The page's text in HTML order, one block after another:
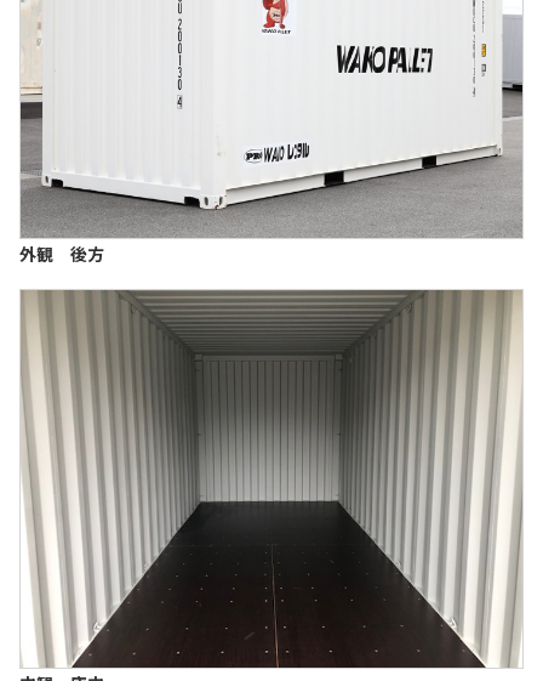
外観 後方